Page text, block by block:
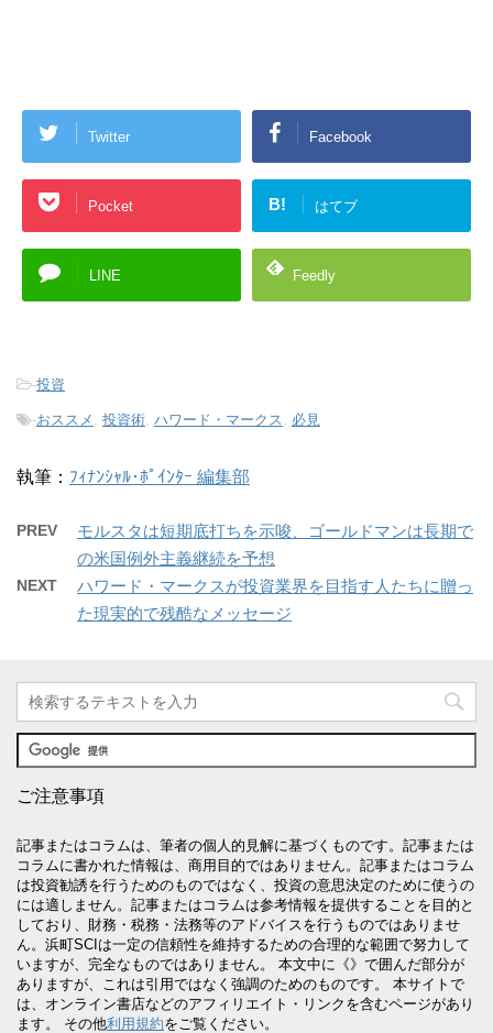
Twitter Facebook
Pocket B! はてブ
LINE Feedly
-投資
-おススメ , 投資術, ハワード・マークス, 必見
執筆： ﾌｨﾅﾝｼｬﾙ･ﾎﾟｲﾝﾀｰ 編集部
PREV
モルスタは短期底打ちを示唆、ゴールドマンは長期で
の米国例外主義継続を予想
NEXT
ハワード・マークスが投資業界を目指す人たちに贈っ
た現実的で残酷なメッセージ
ご注意事項
記事またはコラムは、筆者の個人的見解に基づくものです。記事または
コラムに書かれた情報は、商用目的ではありません。記事またはコラム
は投資勧誘を行うためのものではなく、投資の意思決定のために使うの
には適しません。記事またはコラムは参考情報を提供することを目的と
しており、財務・税務・法務等のアドバイスを行うものではありませ
ん。浜町SCIは一定の信頼性を維持するための合理的な範囲で努力して
いますが、完全なものではありません。 本文中に《》で囲んだ部分が
ありますが、これは引用ではなく強調のためのものです。 本サイトで
は、オンライン書店などのアフィリエイト・リンクを含むページがあり
ます。 その他利用規約をご覧ください。